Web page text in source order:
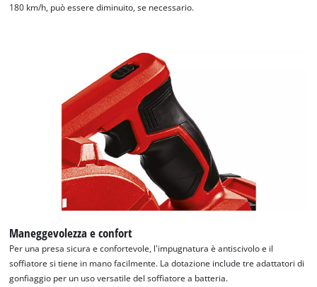
180 km/h, può essere diminuito, se necessario.
Maneggevolezza e confort
Per una presa sicura e confortevole, l'impugnatura è antiscivolo e il
soffiatore si tiene in mano facilmente. La dotazione include tre adattatori di
gonfiaggio per un uso versatile del soffiatore a batteria.